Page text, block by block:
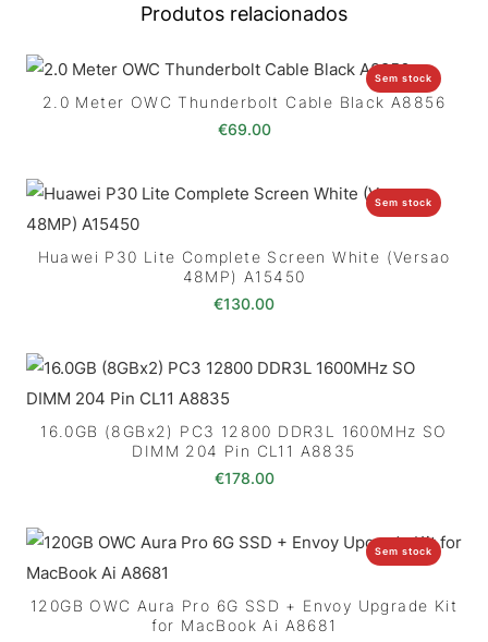
Produtos relacionados
Sem stock
2.0 Meter OWC Thunderbolt Cable Black A8856
€69.00
Sem stock
Huawei P30 Lite Complete Screen White (Versao
48MP) A15450
€130.00
16.0GB (8GBx2) PC3 12800 DDR3L 1600MHz SO
DIMM 204 Pin CL11 A8835
€178.00
Sem stock
120GB OWC Aura Pro 6G SSD + Envoy Upgrade Kit
for MacBook Ai A8681